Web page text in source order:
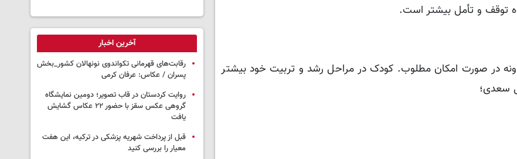
توقف و تأمل بیشتر است.
در صورت امکان مطلوب. کودک در مراحل رشد و تربیت خود بیشتر
سعدی؛
آخرین اخبار
رقابت‌های قهرمانی تکواندوی نونهالان کشور_بخش
پسران / عکاس: عرفان کرمی
روایت کردستان در قاب تصویر؛ دومین نمایشگاه
گروهی عکس سقز با حضور ۲۲ عکاس گشایش
یافت
قبل از پرداخت شهریه پزشکی در ترکیه، این هفت
معیار را بررسی کنید